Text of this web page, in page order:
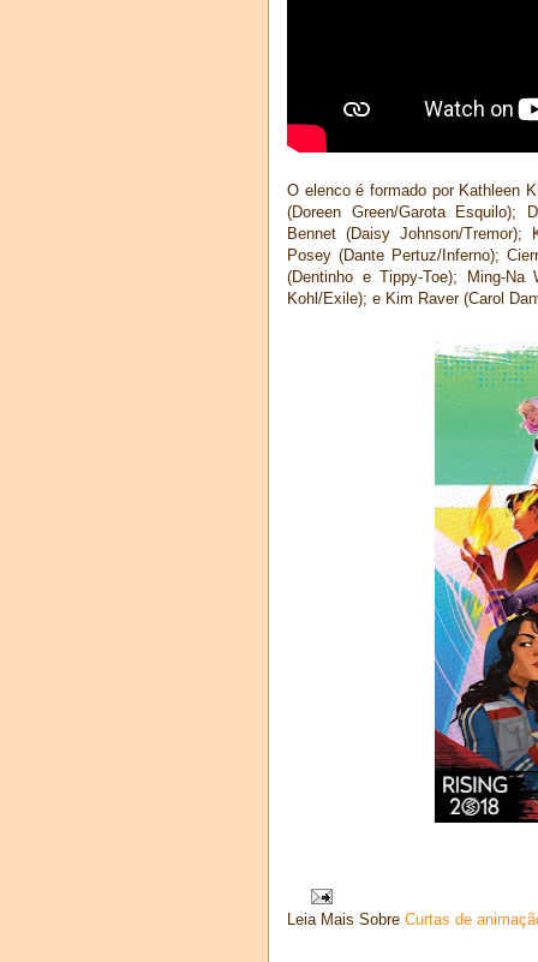
O elenco é formado por Kathleen
(Doreen Green/Garota Esquilo);
Bennet (Daisy Johnson/Tremor);
Posey (Dante Pertuz/Inferno);
(Dentinho e Tippy-Toe); Ming-
Kohl/Exile); e Kim Raver (Carol
Leia Mais Sobre Curtas de